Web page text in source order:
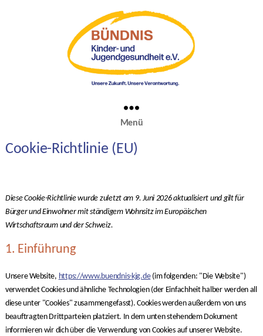
Menü
Cookie-Richtlinie (EU)
Diese Cookie-Richtlinie wurde zuletzt am 9. Juni 2026 aktualisiert und gilt für
Bürger und Einwohner mit ständigem Wohnsitz im Europäischen
Wirtschaftsraum und der Schweiz.
1. Einführung
Unsere Website, https://www.buendnis-kjg.de(im folgenden: "Die Website")
verwendet Cookies und ähnliche Technologien (der Einfachheit halber werden all
diese unter "Cookies" zusammengefasst). Cookies werden außerdem von uns
beauftragten Drittparteien platziert. In dem unten stehendem Dokument
informieren wir dich über die Verwendung von Cookies auf unserer Website.